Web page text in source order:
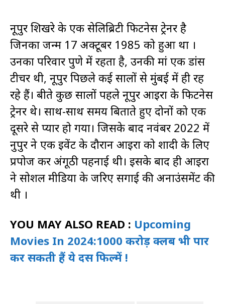
नूपुर शिखरे के एक सेलिब्रिटी फिटनेस ट्रेनर है
जिनका जन्म 17 अक्टूबर 1985 को हुआ था ।
उनका परिवार पुणे में रहता है, उनकी मां एक डांस
टीचर थी, नूपुर पिछले कई सालों से मुंबई में ही रह
रहे हैं। बीते कुछ सालों पहले नूपुर आइरा के फिटनेस
ट्रेनर थे। साथ-साथ समय बिताते हुए दोनों को एक
दूसरे से प्यार हो गया। जिसके बाद नवंबर 2022 में
नुपुर ने एक इवेंट के दौरान आइरा को शादी के लिए
प्रपोज कर अंगूठी पहनाई थी। इसके बाद ही आइरा
ने सोशल मीडिया के जरिए सगाई की अनाउंसमेंट की
थी ।
YOU MAY ALSO READ : Upcoming
Movies In 2024:1000 करोड़ क्लब भी पार
कर सकती हैं ये दस फिल्में !